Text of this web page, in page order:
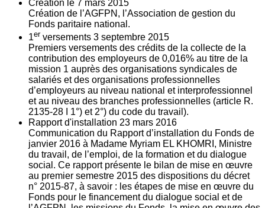
Création le 7 mars 2015
Création de l’AGFPN, l’Association de gestion du
Fonds paritaire national.
1er versements 3 septembre 2015
Premiers versements des crédits de la collecte de la
contribution des employeurs de 0,016% au titre de la
mission 1 auprès des organisations syndicales de
salariés et des organisations professionnelles
d’employeurs au niveau national et interprofessionnel
et au niveau des branches professionnelles (article R.
2135‐28 I 1°) et 2°) du code du travail).
Rapport d'installation 23 mars 2016
Communication du Rapport d’installation du Fonds de
janvier 2016 à Madame Myriam EL KHOMRI, Ministre
du travail, de l’emploi, de la formation et du dialogue
social. Ce rapport présente le bilan de mise en œuvre
au premier semestre 2015 des dispositions du décret
n° 2015-87, à savoir : les étapes de mise en œuvre du
Fonds pour le financement du dialogue social et de